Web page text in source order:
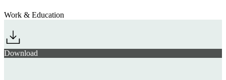
Work & Education
Download